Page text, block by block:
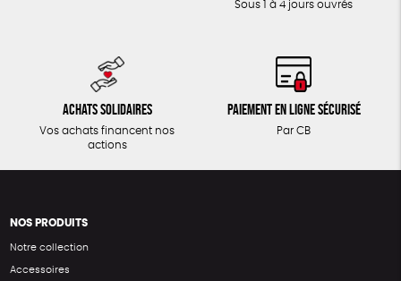
Sous 1 à 4 jours ouvrés
Achats solidaires
Vos achats financent nos
actions
Paiement en ligne sécurisé
Par CB
NOS PRODUITS
Notre collection
Accessoires